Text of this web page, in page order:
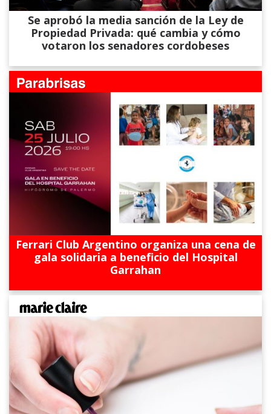
Se aprobó la media sanción de la Ley de
Propiedad Privada: qué cambia y cómo
votaron los senadores cordobeses
Ferrari Club Argentino organiza una cena de
gala solidaria a beneficio del Hospital
Garrahan